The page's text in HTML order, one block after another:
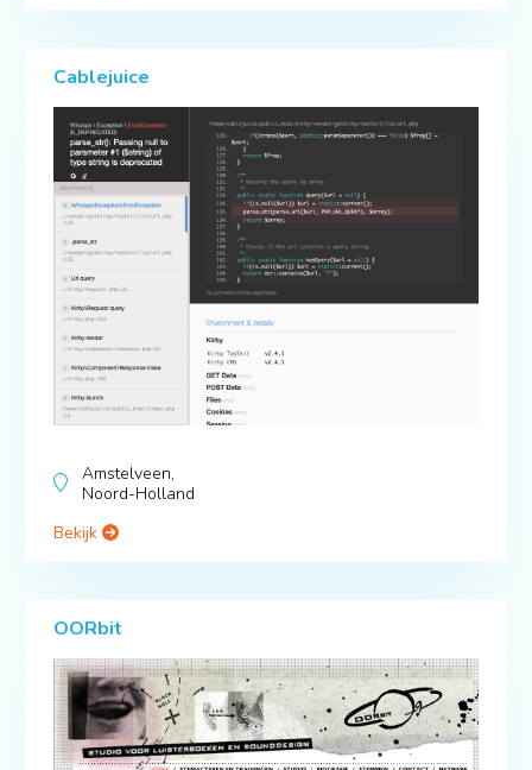
Cablejuice
Amstelveen,
Noord-Holland
Bekijk
OORbit